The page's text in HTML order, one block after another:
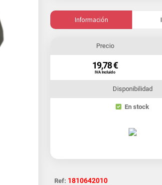
Información
Precio
19,78 €
IVA Incluido
Disponibilidad
En stock
Ref: 1810642010